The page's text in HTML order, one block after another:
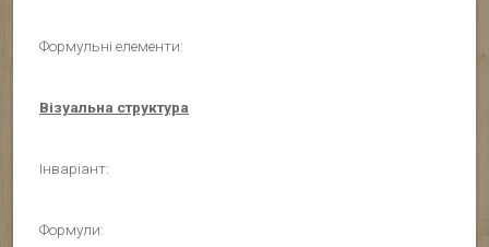
Формульні елементи:
Візуальна структура
Інваріант:
Формули: